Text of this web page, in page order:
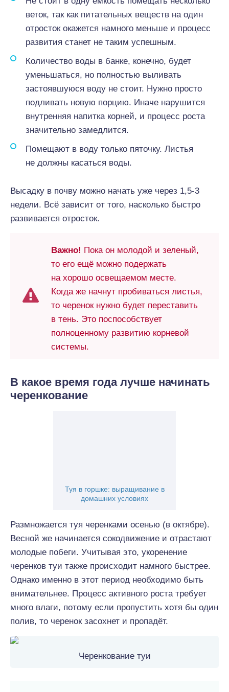
веток, так как питательных веществ на один
отросток окажется намного меньше и процесс
развития станет не таким успешным.
Количество воды в банке, конечно, будет
уменьшаться, но полностью выливать
застоявшуюся воду не стоит. Нужно просто
подливать новую порцию. Иначе нарушится
внутренняя напитка корней, и процесс роста
значительно замедлится.
Помещают в воду только пяточку. Листья
не должны касаться воды.
Высадку в почву можно начать уже через 1,5-3
недели. Всё зависит от того, насколько быстро
развивается отросток.
Важно! Пока он молодой и зеленый,
то его ещё можно подержать
на хорошо освещаемом месте.
Когда же начнут пробиваться листья,
то черенок нужно будет переставить
в тень. Это поспособствует
полноценному развитию корневой
системы.
В какое время года лучше начинать
черенкование
Туя в горшке: выращивание в
домашних условиях
Размножается туя черенками осенью (в октябре).
Весной же начинается сокодвижение и отрастают
молодые побеги. Учитывая это, укоренение
черенков туи также происходит намного быстрее.
Однако именно в этот период необходимо быть
внимательнее. Процесс активного роста требует
много влаги, потому если пропустить хотя бы один
полив, то черенок засохнет и пропадёт.
Черенкование туи